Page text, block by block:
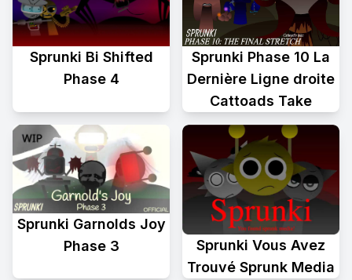
Sprunki Bi Shifted
Phase 4
Sprunki Phase 10 La
Dernière Ligne droite
Cattoads Take
Sprunki Garnolds Joy
Phase 3
Sprunki Vous Avez
Trouvé Sprunk Media